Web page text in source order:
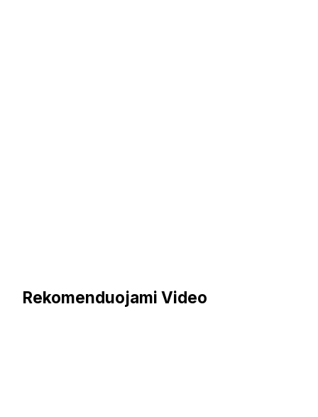
Rekomenduojami Video